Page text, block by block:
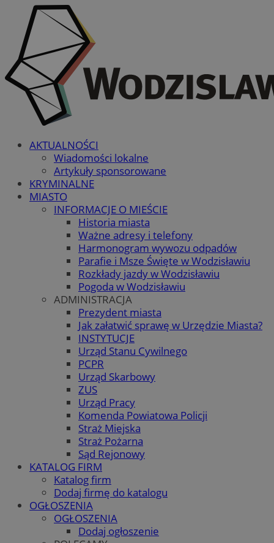
AKTUALNOŚCI
Wiadomości lokalne
Artykuły sponsorowane
KRYMINALNE
MIASTO
INFORMACJE O MIEŚCIE
Historia miasta
Ważne adresy i telefony
Harmonogram wywozu odpadów
Parafie i Msze Święte w Wodzisławiu
Rozkłady jazdy w Wodzisławiu
Pogoda w Wodzisławiu
ADMINISTRACJA
Prezydent miasta
Jak załatwić sprawę w Urzędzie Miasta?
INSTYTUCJE
Urząd Stanu Cywilnego
PCPR
Urząd Skarbowy
ZUS
Urząd Pracy
Komenda Powiatowa Policji
Straż Miejska
Straż Pożarna
Sąd Rejonowy
KATALOG FIRM
Katalog firm
Dodaj firmę do katalogu
OGŁOSZENIA
OGŁOSZENIA
Dodaj ogłoszenie